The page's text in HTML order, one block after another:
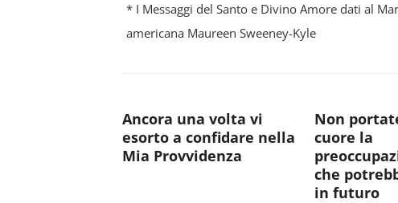
* I Messaggi del Santo e Divino Amore dati al
americana Maureen Sweeney-Kyle
Ancora una volta vi
esorto a confidare nella
Mia Provvidenza
Non
cuore la
che
in futuro